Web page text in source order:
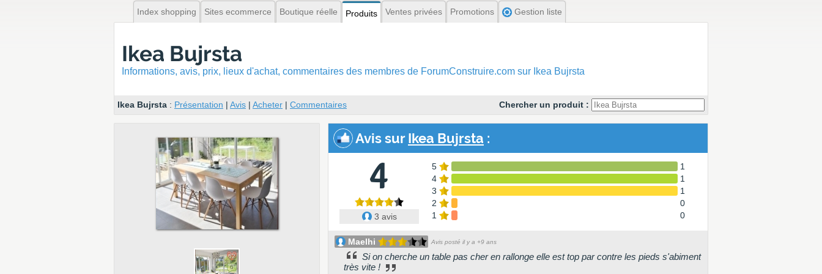
Index shopping Sites ecommerce Boutique réelle Produits Ventes privées Promotions Gestion liste
Ikea Bujrsta
Informations, avis, prix, lieux d'achat, commentaires des membres de ForumConstruire.com sur Ikea Bujrsta
Ikea Bujrsta : Présentation | Avis | Acheter | Commentaires Chercher un produit :
62
6
AvissurIkea Bujrsta :
4
3 avis
5
1
4
1
3
1
2
0
1
0
Maelhi Avis posté il y a +9 ans
Si on cherche un table pas cher en rallonge elle est top par contre les pieds s'abiment
très vite !